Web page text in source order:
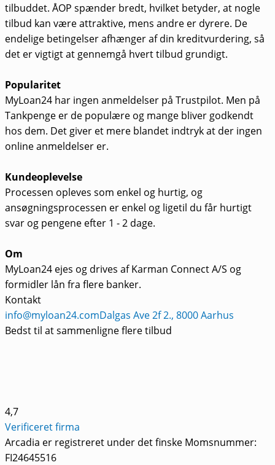
tilbuddet. ÅOP spænder bredt, hvilket betyder, at nogle
tilbud kan være attraktive, mens andre er dyrere. De
endelige betingelser afhænger af din kreditvurdering, så
det er vigtigt at gennemgå hvert tilbud grundigt.
Popularitet
MyLoan24 har ingen anmeldelser på Trustpilot. Men på
Tankpenge er de populære og mange bliver godkendt
hos dem. Det giver et mere blandet indtryk at der ingen
online anmeldelser er.
Kundeoplevelse
Processen opleves som enkel og hurtig, og
ansøgningsprocessen er enkel og ligetil du får hurtigt
svar og pengene efter 1 - 2 dage.
Om
MyLoan24 ejes og drives af Karman Connect A/S og
formidler lån fra flere banker.
Kontakt
info@myloan24.comDalgas Ave 2f 2., 8000 Aarhus
Bedst til at sammenligne flere tilbud
4,7
Verificeret firma
Arcadia er registreret under det finske Momsnummer:
FI24645516